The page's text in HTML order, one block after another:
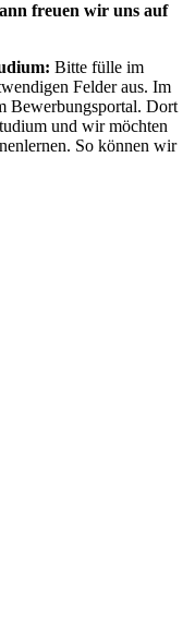
freuen wir uns auf
Bitte fülle im
Felder aus. Im
Bewerbungsportal. Dort
und wir möchten
So können wir